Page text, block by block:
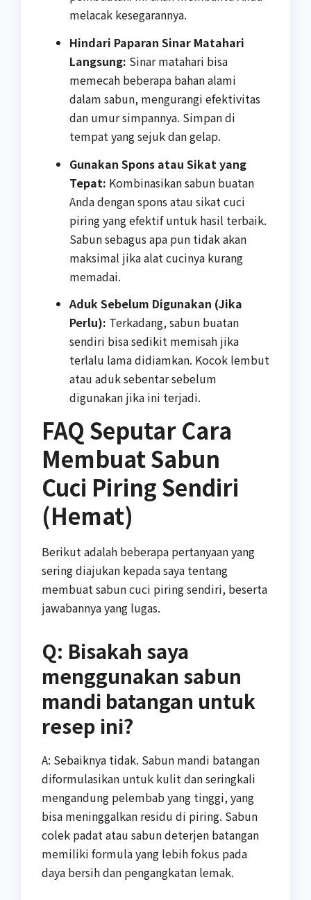
melacak kesegarannya.
Hindari Paparan Sinar Matahari
Langsung: Sinar matahari bisa
memecah beberapa bahan alami
dalam sabun, mengurangi efektivitas
dan umur simpannya. Simpan di
tempat yang sejuk dan gelap.
Gunakan Spons atau Sikat yang
Tepat: Kombinasikan sabun buatan
Anda dengan spons atau sikat cuci
piring yang efektif untuk hasil terbaik.
Sabun sebagus apa pun tidak akan
maksimal jika alat cucinya kurang
memadai.
Aduk Sebelum Digunakan (Jika
Perlu): Terkadang, sabun buatan
sendiri bisa sedikit memisah jika
terlalu lama didiamkan. Kocok lembut
atau aduk sebentar sebelum
digunakan jika ini terjadi.
FAQ Seputar Cara
Membuat Sabun
Cuci Piring Sendiri
(Hemat)
Berikut adalah beberapa pertanyaan yang
sering diajukan kepada saya tentang
membuat sabun cuci piring sendiri, beserta
jawabannya yang lugas.
Q: Bisakah saya
menggunakan sabun
mandi batangan untuk
resep ini?
A: Sebaiknya tidak. Sabun mandi batangan
diformulasikan untuk kulit dan seringkali
mengandung pelembab yang tinggi, yang
bisa meninggalkan residu di piring. Sabun
colek padat atau sabun deterjen batangan
memiliki formula yang lebih fokus pada
daya bersih dan pengangkatan lemak.